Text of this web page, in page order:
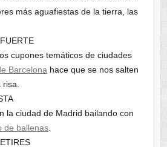
más aguafiestas de la tierra, las
cupones temáticos de ciudades
Barcelona hace que se nos salten
la ciudad de Madrid bailando con
de ballenas.